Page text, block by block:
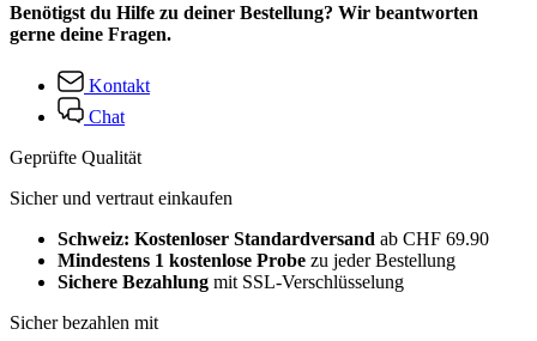
Benötigst du Hilfe zu deiner Bestellung? Wir beantworten
gerne deine Fragen.
Kontakt
Chat
Geprüfte Qualität
Sicher und vertraut einkaufen
Schweiz: Kostenloser Standardversand ab CHF 69.90
Mindestens 1 kostenlose Probe zu jeder Bestellung
Sichere Bezahlung mit SSL-Verschlüsselung
Sicher bezahlen mit